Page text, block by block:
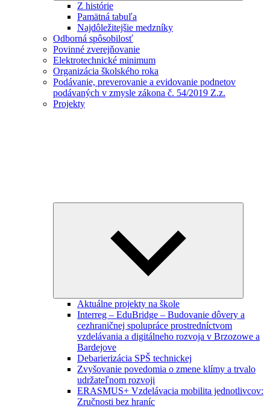
Z histórie
Pamätná tabuľa
Najdôležitejšie medzníky
Odborná spôsobilosť
Povinné zverejňovanie
Elektrotechnické minimum
Organizácia školského roka
Podávanie, preverovanie a evidovanie podnetov
podávaných v zmysle zákona č. 54/2019 Z.z.
Projekty
Aktuálne projekty na škole
Interreg – EduBridge – Budovanie dôvery a
cezhraničnej spolupráce prostredníctvom
vzdelávania a digitálneho rozvoja v Brzozowe a
Bardejove
Debarierizácia SPŠ technickej
Zvyšovanie povedomia o zmene klímy a trvalo
udržateľnom rozvoji
ERASMUS+ Vzdelávacia mobilita jednotlivcov:
Zručnosti bez hraníc